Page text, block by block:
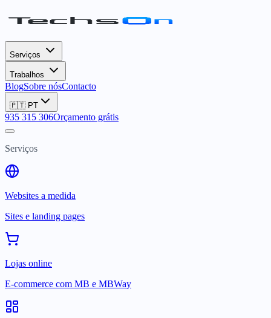
Serviços
Trabalhos
BlogSobre nósContacto
🇵🇹 PT
935 315 306Orçamento grátis
Serviços
Websites a medida
Sites e landing pages
Lojas online
E-commerce com MB e MBWay